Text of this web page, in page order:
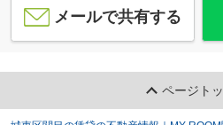
メールで共有する
ページト